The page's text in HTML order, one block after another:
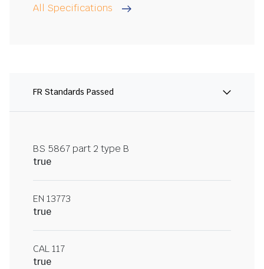
All Specifications
FR Standards Passed
BS 5867 part 2 type B
true
EN 13773
true
CAL 117
true